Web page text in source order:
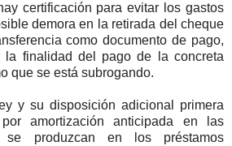
certificación para evitar los gastos
demora en la retirada del cheque
como documento de pago,
la finalidad del pago de la concreta
que se está subrogando.
y su disposición adicional primera
amortización anticipada en las
se produzcan en los préstamos